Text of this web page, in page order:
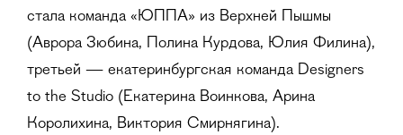
стала команда «ЮППА» из Верхней Пышмы
(Аврора Зюбина, Полина Курдова, Юлия Филина),
третьей — екатеринбургская команда Designers
to the Studio (Екатерина Воинкова, Арина
Королихина, Виктория Смирнягина).